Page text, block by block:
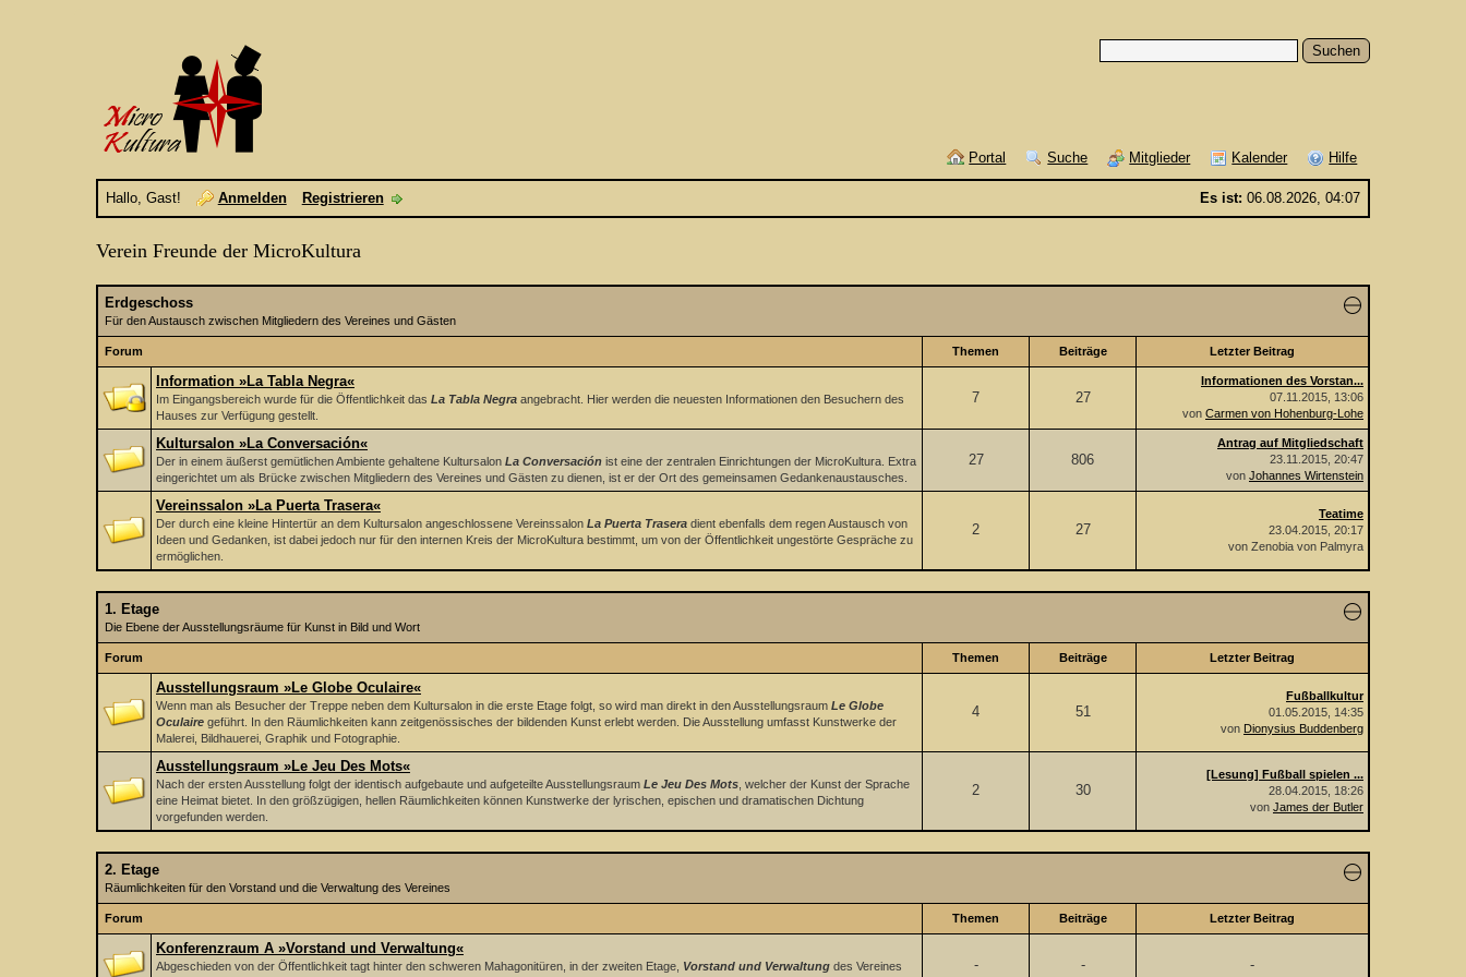
Portal Suche Mitglieder Kalender Hilfe
Es ist: 06.08.2026, 04:07
Hallo, Gast! Anmelden Registrieren
Verein Freunde der MicroKultura
Erdgeschoss
Für den Austausch zwischen Mitgliedern des Vereines und Gästen
Forum Themen Beiträge Letzter Beitrag
Information »La Tabla Negra«
Im Eingangsbereich wurde für die Öffentlichkeit das La Tabla Negra angebracht. Hier werden die neuesten Informationen den Besuchern des
Hauses zur Verfügung gestellt.
7 27
Informationen des Vorstan...
07.11.2015, 13:06
von Carmen von Hohenburg-Lohe
Kultursalon »La Conversación«
Der in einem äußerst gemütlichen Ambiente gehaltene Kultursalon La Conversación ist eine der zentralen Einrichtungen der MicroKultura. Extra
eingerichtet um als Brücke zwischen Mitgliedern des Vereines und Gästen zu dienen, ist er der Ort des gemeinsamen Gedankenaustausches.
27 806
Antrag auf Mitgliedschaft
23.11.2015, 20:47
von Johannes Wirtenstein
Vereinssalon »La Puerta Trasera«
Der durch eine kleine Hintertür an dem Kultursalon angeschlossene Vereinssalon La Puerta Trasera dient ebenfalls dem regen Austausch von
Ideen und Gedanken, ist dabei jedoch nur für den internen Kreis der MicroKultura bestimmt, um von der Öffentlichkeit ungestörte Gespräche zu
ermöglichen.
2 27
Teatime
23.04.2015, 20:17
von Zenobia von Palmyra
1. Etage
Die Ebene der Ausstellungsräume für Kunst in Bild und Wort
Forum Themen Beiträge Letzter Beitrag
Ausstellungsraum »Le Globe Oculaire«
Wenn man als Besucher der Treppe neben dem Kultursalon in die erste Etage folgt, so wird man direkt in den Ausstellungsraum Le Globe
Oculaire geführt. In den Räumlichkeiten kann zeitgenössisches der bildenden Kunst erlebt werden. Die Ausstellung umfasst Kunstwerke der
Malerei, Bildhauerei, Graphik und Fotographie.
4 51
Fußballkultur
01.05.2015, 14:35
von Dionysius Buddenberg
Ausstellungsraum »Le Jeu Des Mots«
Nach der ersten Ausstellung folgt der identisch aufgebaute und aufgeteilte Ausstellungsraum Le Jeu Des Mots , welcher der Kunst der Sprache
eine Heimat bietet. In den größzügigen, hellen Räumlichkeiten können Kunstwerke der lyrischen, epischen und dramatischen Dichtung
vorgefunden werden.
2 30
[Lesung] Fußball spielen ...
28.04.2015, 18:26
von James der Butler
2. Etage
Räumlichkeiten für den Vorstand und die Verwaltung des Vereines
Forum Themen Beiträge Letzter Beitrag
Konferenzraum A »Vorstand und Verwaltung«
Abgeschieden von der Öffentlichkeit tagt hinter den schweren Mahagonitüren, in der zweiten Etage, Vorstand und Verwaltung des Vereines
- - -